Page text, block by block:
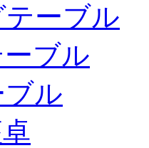
ーブル
ブル
ル